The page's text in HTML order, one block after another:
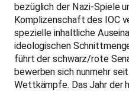
bezüglich der Nazi-Spiele
Komplizenschaft des IOC
spezielle inhaltliche
ideologischen
führt der schwarz/rote
bewerben sich nunmehr
Wettkämpfe. Das Jahr der